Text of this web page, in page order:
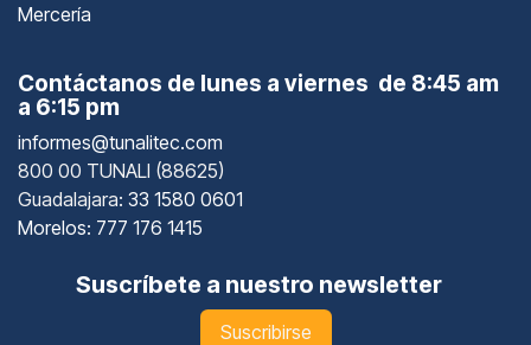
Mercería
Contáctanos de lunes a viernes de 8:45 am
a 6:15 pm
informes@tunalitec.com
800 00 TUNALI (88625)
Guadalajara: 33 1580 0601
Morelos: 777 176 1415
Suscríbete a nuestro newsletter
Suscribirse